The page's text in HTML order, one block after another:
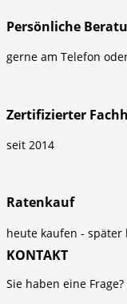
Persönliche
gerne am Telefon
Zertifizierter
seit 2014
Ratenkauf
heute kaufen - später
KONTAKT
Sie haben eine